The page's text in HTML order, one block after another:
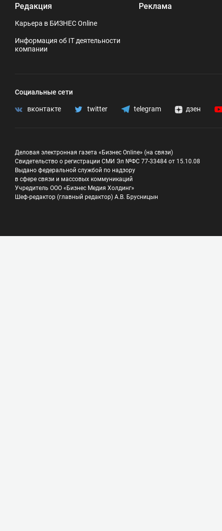
Редакция
Карьера в БИЗНЕС Online
Информация об IT деятельности
компании
Реклама
Социальные сети
вконтакте twitter telegram дзен
Деловая электронная газета «Бизнес Online» (на связи)
Свидетельство о регистрации СМИ Эл №ФС 77-33484 от 15.10.08
Выдано федеральной службой по надзору
в сфере связи и массовых коммуникаций
Учредитель ООО «Бизнес Медия Холдинг»
Шеф-редактор (главный редактор) А.В. Брусницын